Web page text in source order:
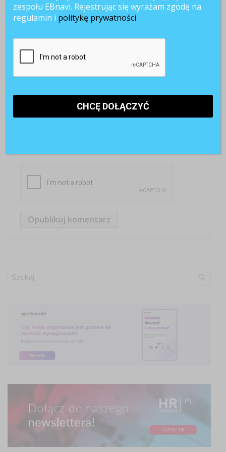
zespołu EBnavi. Rejestrując się wyrażam zgodę na
regulamin i politykę prywatności